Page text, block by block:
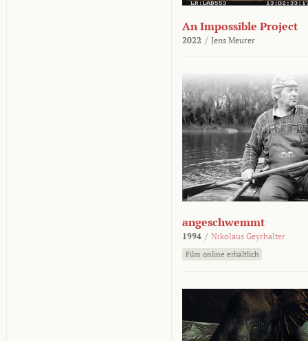
An Impossible Project
2022 / Jens Meurer
angeschwemmt
1994 / Nikolaus Geyrhalter
Film online erhältlich